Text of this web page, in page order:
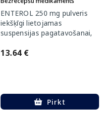
ENTEROL 250 mg pulveris
iekšķīgi lietojamas
suspensijas pagatavošanai,
13.64 €
Pirkt